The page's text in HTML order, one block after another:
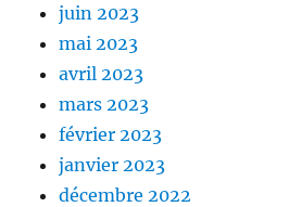
juin 2023
mai 2023
avril 2023
mars 2023
février 2023
janvier 2023
décembre 2022